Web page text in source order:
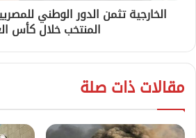
الخارجية تثمن الدور الوطني
المنتخب خلال كأس
مقالات ذات صلة